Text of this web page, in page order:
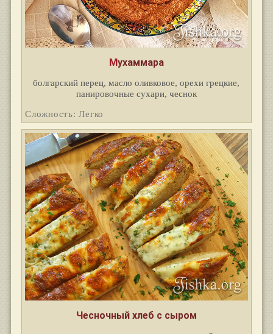
Мухаммара
болгарский перец, масло оливковое, орехи грецкие,
панировочные сухари, чеснок
Сложность: Легко
Чесночный хлеб с сыром